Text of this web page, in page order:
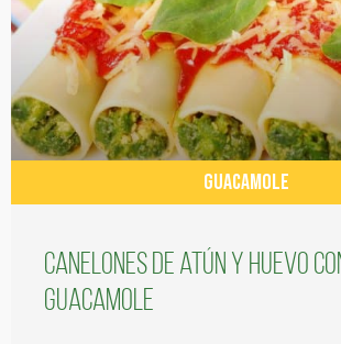
GUACAMOLE
Canelones de atún y huevo
guacamole